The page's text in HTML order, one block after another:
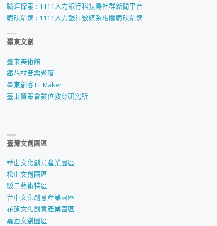
職涯探索 : 1111人力銀行科技島社群新聞平台
職缺精選 : 1111人力銀行數媒系相關職缺精選
臺東文創
臺東美術館
鐵花村音樂聚落
臺東創客TT Maker
臺東資策會數位教育研究所
臺灣文創園區
華山文化創意產業園區
松山文創園區
駁二藝術特區
台中文化創意產業園區
花蓮文化創意產業園區
嘉酒文創園區